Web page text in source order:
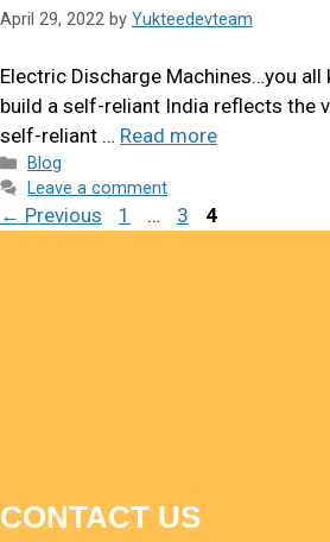
April 29, 2022 by Yukteedevteam
Electric Discharge Machines…you
build a self-reliant India reflects the
self-reliant … Read more
Blog
Leave a comment
← Previous 1 … 3 4
CONTACT US